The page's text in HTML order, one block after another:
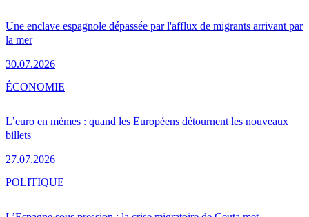
Une enclave espagnole dépassée par l'afflux de migrants arrivant par
la mer
30.07.2026
L’euro en mèmes : quand les Européens détournent les nouveaux
billets
27.07.2026
ÉCONOMIE
POLITIQUE